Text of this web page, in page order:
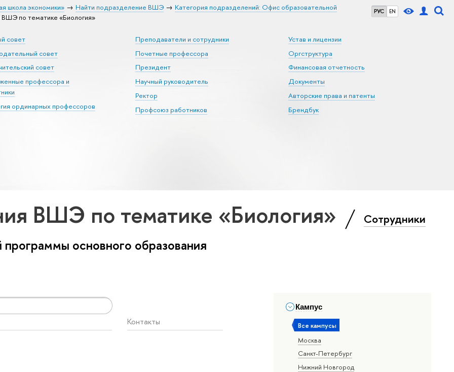
РУС EN
школа экономики» Найти подразделение ВШЭ
Категория подразделений: Офис образовательной
по тематике «Биология»
совет
совет
совет
профессора и
ординарных профессоров
Преподаватели и сотрудники
Почетные профессора
Президент
Научный руководитель
Ректор
Профсоюз работников
Устав и лицензии
Оргструктура
Финансовая отчетность
Документы
Авторские права и патенты
Брендбук
ВШЭ по тематике «Биология» Сотрудники
основного образования
Кампус
Все кампусы
Москва
Санкт-Петербург
Нижний Новгород
Контакты